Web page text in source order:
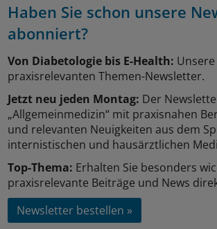
Haben Sie schon unsere
abonniert?
Von Diabetologie bis E-Health: Unsere
praxisrelevanten Themen-Newsletter.
Jetzt neu jeden Montag: Der
„Allgemeinmedizin“ mit praxisnahen
und relevanten Neuigkeiten aus dem
internistischen und hausärztlichen
Top-Thema: Erhalten Sie besonders
praxisrelevante Beiträge und News
Newsletter bestellen »